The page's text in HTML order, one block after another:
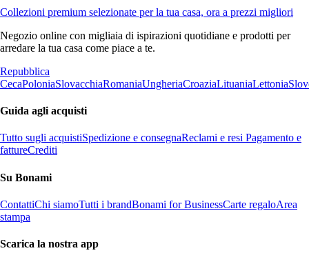
Collezioni premium selezionate per la tua casa, ora a prezzi migliori
Negozio online con migliaia di ispirazioni quotidiane e prodotti per
arredare la tua casa come piace a te.
Repubblica
CecaPoloniaSlovacchiaRomaniaUngheriaCroaziaLituaniaLettonia
Guida agli acquisti
Tutto sugli acquistiSpedizione e consegnaReclami e resi Pagamento e
fattureCrediti
Su Bonami
ContattiChi siamoTutti i brandBonami for BusinessCarte regaloArea
stampa
Scarica la nostra app